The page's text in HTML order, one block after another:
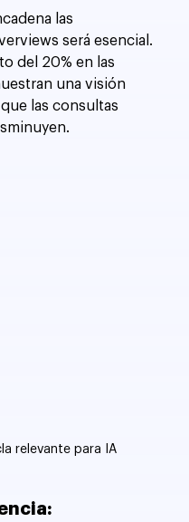
las
será esencial.
del 20% en las
una visión
las consultas
relevante para IA